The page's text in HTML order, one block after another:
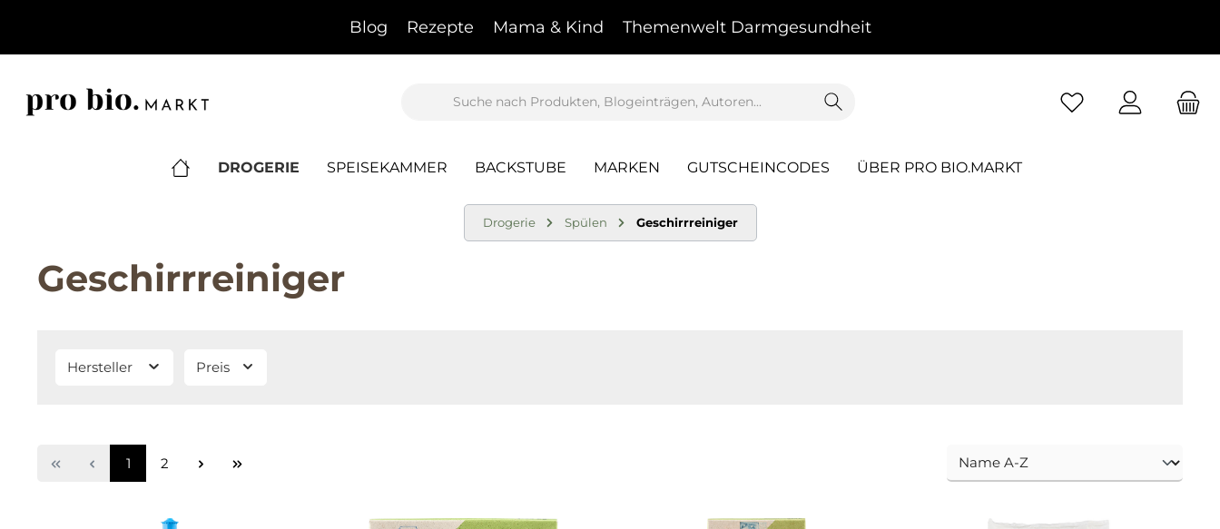
Blog Rezepte Mama & Kind Themenwelt Darmgesundheit
DROGERIE SPEISEKAMMER BACKSTUBE MARKEN GUTSCHEINCODES ÜBER PRO BIO.MARKT
Drogerie Spülen Geschirrreiniger
Geschirrreiniger
Hersteller Preis
1 2